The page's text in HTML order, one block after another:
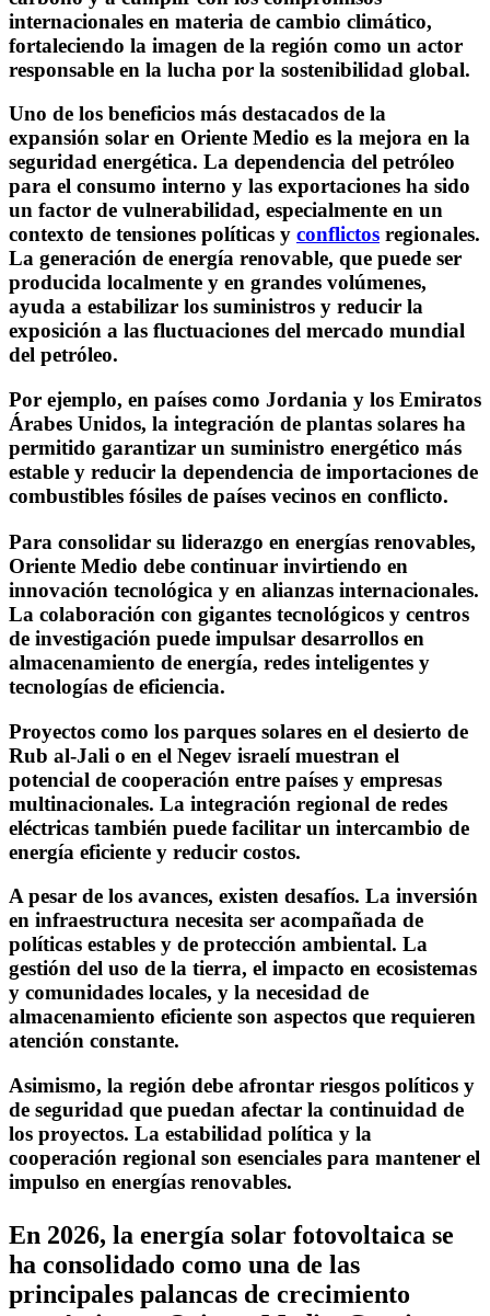
internacionales en materia de cambio climático,
fortaleciendo la imagen de la región como un actor
responsable en la lucha por la sostenibilidad global.
Uno de los beneficios más destacados de la
expansión solar en Oriente Medio es la mejora en la
seguridad energética. La dependencia del petróleo
para el consumo interno y las exportaciones ha sido
un factor de vulnerabilidad, especialmente en un
contexto de tensiones políticas y conflictos regionales.
La generación de energía renovable, que puede ser
producida localmente y en grandes volúmenes,
ayuda a estabilizar los suministros y reducir la
exposición a las fluctuaciones del mercado mundial
del petróleo.
Por ejemplo, en países como Jordania y los Emiratos
Árabes Unidos, la integración de plantas solares ha
permitido garantizar un suministro energético más
estable y reducir la dependencia de importaciones de
combustibles fósiles de países vecinos en conflicto.
Para consolidar su liderazgo en energías renovables,
Oriente Medio debe continuar invirtiendo en
innovación tecnológica y en alianzas internacionales.
La colaboración con gigantes tecnológicos y centros
de investigación puede impulsar desarrollos en
almacenamiento de energía, redes inteligentes y
tecnologías de eficiencia.
Proyectos como los parques solares en el desierto de
Rub al-Jali o en el Negev israelí muestran el
potencial de cooperación entre países y empresas
multinacionales. La integración regional de redes
eléctricas también puede facilitar un intercambio de
energía eficiente y reducir costos.
A pesar de los avances, existen desafíos. La inversión
en infraestructura necesita ser acompañada de
políticas estables y de protección ambiental. La
gestión del uso de la tierra, el impacto en ecosistemas
y comunidades locales, y la necesidad de
almacenamiento eficiente son aspectos que requieren
atención constante.
Asimismo, la región debe afrontar riesgos políticos y
de seguridad que puedan afectar la continuidad de
los proyectos. La estabilidad política y la
cooperación regional son esenciales para mantener el
impulso en energías renovables.
En 2026, la energía solar fotovoltaica se
ha consolidado como una de las
principales palancas de crecimiento